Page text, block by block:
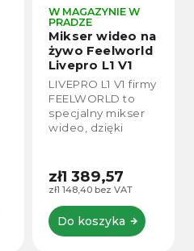
Mikser wideo na
żywo Feelworld
Livepro L1 V1
W MAGAZYNIE W
PRADZE
zł1 148,40 bez VAT
zł1 389,57
Do koszyka
LIVEPRO L1 V1 firmy
FEELWORLD to
specjalny mikser
wideo, dzięki
żywo filmy z
wydarzeń lub
nagrywane przez
wiele kamer